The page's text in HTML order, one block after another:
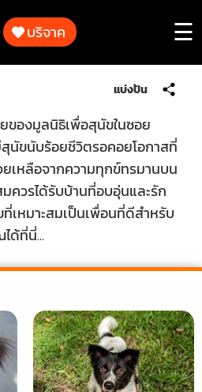
บริจาค ☰
แบ่งปัน
องมูลนิธิเพื่อสุนัขในซอย
นัขนับร้อยชีวิตรอคอยโอกาสที่
เหลือจากความทุกข์ทรมานบน
ควรได้รับบ้านที่อบอุ่นและรัก
เหมาะสมเป็นเพื่อนที่ดีสำหรับ
ด้ที่นี่...